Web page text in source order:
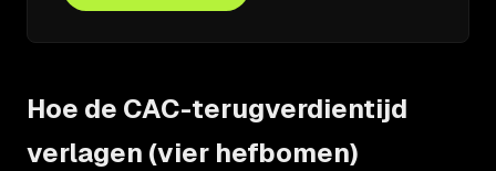
Hoe de CAC-terugverdientijd
verlagen (vier hefbomen)